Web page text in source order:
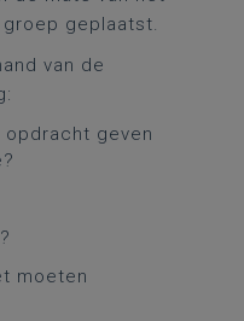
geplaatst.
van de
opdracht geven
moeten